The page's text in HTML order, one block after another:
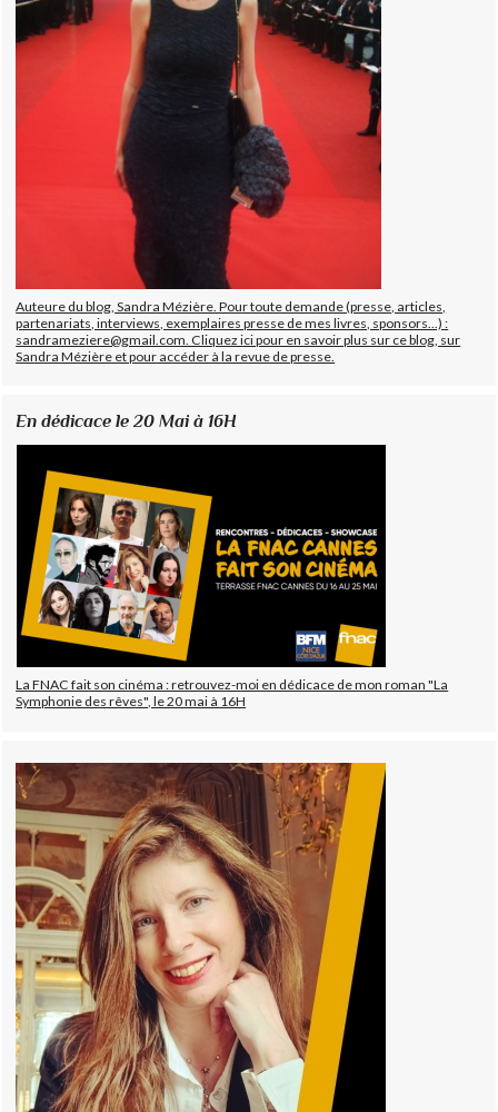
Auteure du blog, Sandra Mézière. Pour toute demande (presse, articles,
partenariats, interviews, exemplaires presse de mes livres, sponsors...) :
sandrameziere@gmail.com. Cliquez ici pour en savoir plus sur ce blog, sur
Sandra Mézière et pour accéder à la revue de presse.
En dédicace le 20 Mai à 16H
La FNAC fait son cinéma : retrouvez-moi en dédicace de mon roman "La
Symphonie des rêves", le 20 mai à 16H